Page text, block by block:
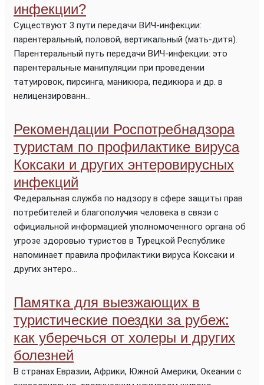
инфекции?
Существуют 3 пути передачи ВИЧ-инфекции:
парентеральный, половой, вертикальный (мать-дитя).
Парентеральный путь передачи ВИЧ-инфекции: это
парентеральные манипуляции при проведении
татуировок, пирсинга, маникюра, педикюра и др. в
нелицензированн...
Рекомендации Роспотребнадзора
туристам по профилактике вируса
Коксаки и других энтеровирусных
инфекций
Федеральная служба по надзору в сфере защиты прав
потребителей и благополучия человека в связи с
официальной информацией уполномоченного органа об
угрозе здоровью туристов в Турецкой Республике
напоминает правила профилактики вируса Коксаки и
других энтеро...
Памятка для выезжающих в
туристические поездки за рубеж:
как уберечься от холеры и других
болезней
В странах Евразии, Африки, Южной Америки, Океании с